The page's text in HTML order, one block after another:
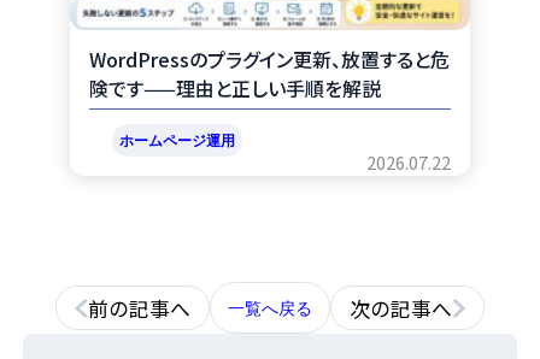
WordPressのプラグイン更新、放置すると危
険です——理由と正しい手順を解説
ホームページ運用
2026.07.22
前の記事へ 一覧へ戻る 次の記事へ